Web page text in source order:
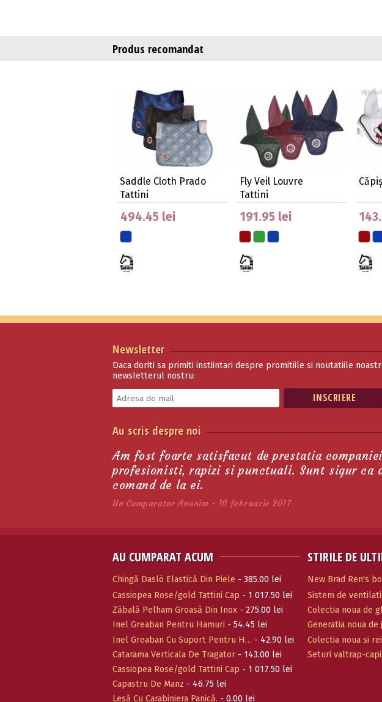
Produs recomandat
Saddle Cloth Prado
Tattini
494.45 lei
Fly Veil Louvre
Tattini
191.95 lei
Tattini
191.95 lei
Newsletter
Daca doriti sa primiti instiintari despre promitiile si noutatiile
newsletterul nostru:
Au scris despre noi
Am fost foarte satisfacut de prestatia
profesionisti, rapizi si punctuali. Sunt sigur ca
comand de la ei.
Un Cumparator Anonim - 10 februarie 2017
AU CUMPARAT ACUM
Chingă Daslö Elastică Din Piele - 385.00 lei
Cassiopea Rose/gold Tattini Cap - 1 017.50 lei
Zăbală Pelham Groasă Din Inox - 275.00 lei
Inel Greaban Pentru Hamuri - 54.45 lei
Inel Greaban Cu Suport Pentru H… - 42.90 lei
Catarama Verticala De Tragator - 143.00 lei
Cassiopea Rose/gold Tattini Cap - 1 017.50 lei
Capastru De Manz - 46.75 lei
Lesă Cu Carabiniera Panică. - 0.00 lei
STIRILE DE
New Brad Ren's
Sistem de
2017
Colectia noua de
Generatia noua de
Colectia noua si
Seturi valtrap-